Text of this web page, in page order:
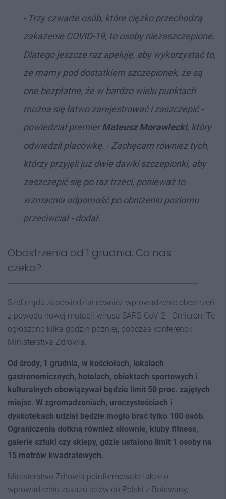
- Trzy czwarte osób, które ciężko przechodzą
zakażenie COVID-19, to osoby niezaszczepione.
Dlatego jeszcze raz apeluję, aby wykorzystać to,
że mamy pod dostatkiem szczepionek, że są
one bezpłatne, że w bardzo wielu punktach
można się łatwo zarejestrować i zaszczepić -
powiedział premierMateusz Morawiecki, który
odwiedził placówkę. - Zachęcam również tych,
którzy przyjęli już dwie dawki szczepionki, aby
zaszczepić się po raz trzeci, ponieważ to
wzmacnia odporność po obniżeniu poziomu
przeciwciał - dodał.
Obostrzenia od 1 grudnia. Co nas
czeka?
Szef rządu zapowiedział również wprowadzenie obostrzeń
z powodu nowej mutacji wirusa SARS-CoV-2 - Omicron. Te
ogłoszono kilka godzin później, podczas konferencji
Ministerstwa Zdrowia.
Od środy, 1 grudnia, w kościołach, lokalach
gastronomicznych, hotelach, obiektach sportowych i
kulturalnych obowiązywał będzie limit 50 proc. zajętych
miejsc. W zgromadzeniach, uroczystościach i
dyskotekach udział będzie mogło brać tylko 100 osób.
Ograniczenia dotkną również siłownie, kluby fitness,
galerie sztuki czy sklepy, gdzie ustalono limit 1 osoby na
15 metrów kwadratowych.
Ministerstwo Zdrowia poinformowało także o
wprowadzeniu zakazu lotów do Polski z Botswany,